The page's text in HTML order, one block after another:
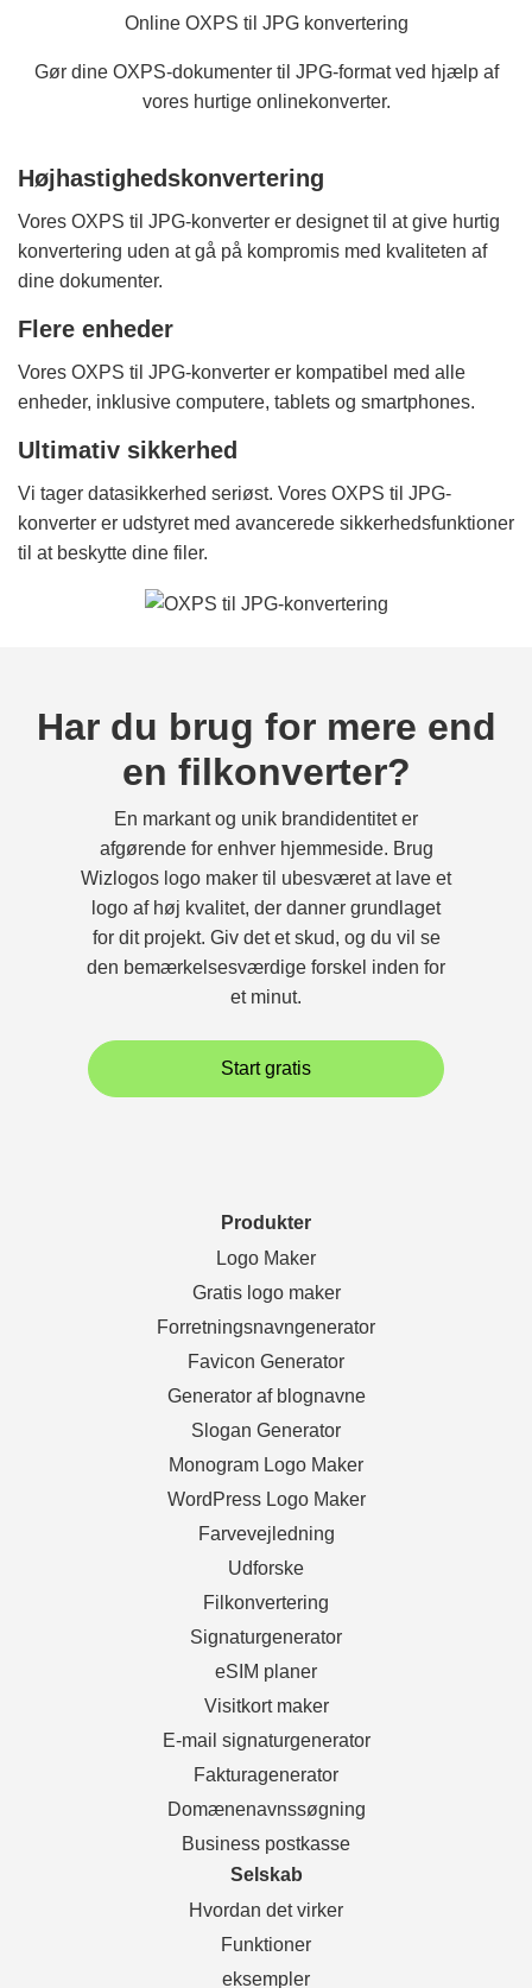
Online OXPS til JPG konvertering
Gør dine OXPS-dokumenter til JPG-format ved hjælp af
vores hurtige onlinekonverter.
Højhastighedskonvertering
Vores OXPS til JPG-konverter er designet til at give hurtig
konvertering uden at gå på kompromis med kvaliteten af
dine dokumenter.
Flere enheder
Vores OXPS til JPG-konverter er kompatibel med alle
enheder, inklusive computere, tablets og smartphones.
Ultimativ sikkerhed
Vi tager datasikkerhed seriøst. Vores OXPS til JPG-
konverter er udstyret med avancerede sikkerhedsfunktioner
til at beskytte dine filer.
Har du brug for mere end
en filkonverter?
En markant og unik brandidentitet er
afgørende for enhver hjemmeside. Brug
Wizlogos logo maker til ubesværet at lave et
logo af høj kvalitet, der danner grundlaget
for dit projekt. Giv det et skud, og du vil se
den bemærkelsesværdige forskel inden for
et minut.
Start gratis
Produkter
Logo Maker
Gratis logo maker
Forretningsnavngenerator
Favicon Generator
Generator af blognavne
Slogan Generator
Monogram Logo Maker
WordPress Logo Maker
Farvevejledning
Udforske
Filkonvertering
Signaturgenerator
eSIM planer
Visitkort maker
E-mail signaturgenerator
Fakturagenerator
Domænenavnssøgning
Business postkasse
Selskab
Hvordan det virker
Funktioner
eksempler